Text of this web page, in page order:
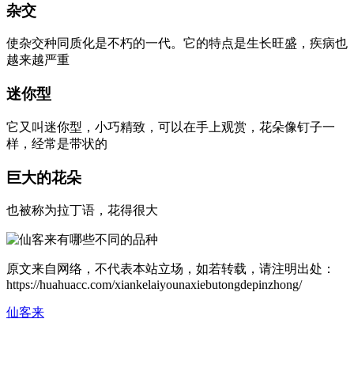
杂交
使杂交种同质化是不朽的一代。它的特点是生长旺盛，疾病也
越来越严重
迷你型
它又叫迷你型，小巧精致，可以在手上观赏，花朵像钉子一
样，经常是带状的
巨大的花朵
也被称为拉丁语，花得很大
原文来自网络，不代表本站立场，如若转载，请注明出处：
https://huahuacc.com/xiankelaiyounaxiebutongdepinzhong/
仙客来